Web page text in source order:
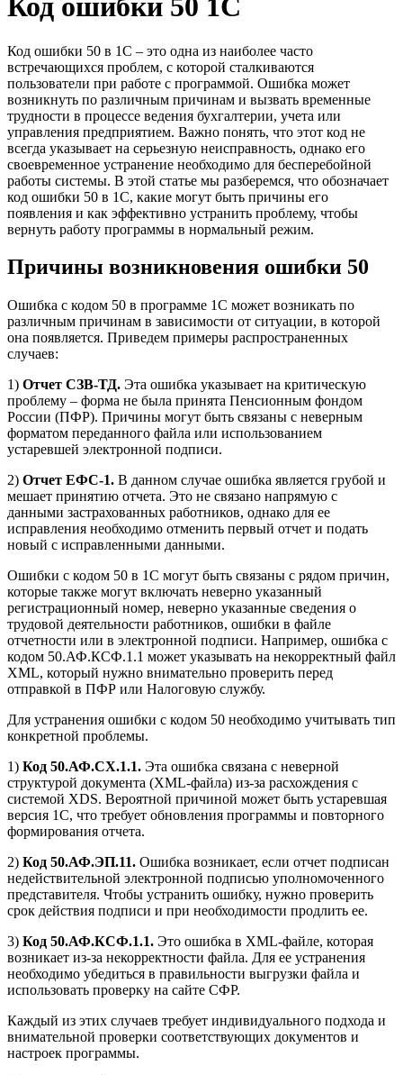
Код ошибки 50 в 1С – это одна из наиболее часто
встречающихся проблем, с которой сталкиваются
пользователи при работе с программой. Ошибка может
возникнуть по различным причинам и вызвать временные
трудности в процессе ведения бухгалтерии, учета или
управления предприятием. Важно понять, что этот код не
всегда указывает на серьезную неисправность, однако его
своевременное устранение необходимо для бесперебойной
работы системы. В этой статье мы разберемся, что обозначает
код ошибки 50 в 1С, какие могут быть причины его
появления и как эффективно устранить проблему, чтобы
вернуть работу программы в нормальный режим.
Причины возникновения ошибки 50
Ошибка с кодом 50 в программе 1С может возникать по
различным причинам в зависимости от ситуации, в которой
она появляется. Приведем примеры распространенных
случаев:
1) Отчет СЗВ-ТД. Эта ошибка указывает на критическую
проблему – форма не была принята Пенсионным фондом
России (ПФР). Причины могут быть связаны с неверным
форматом переданного файла или использованием
устаревшей электронной подписи.
2) Отчет ЕФС-1. В данном случае ошибка является грубой и
мешает принятию отчета. Это не связано напрямую с
данными застрахованных работников, однако для ее
исправления необходимо отменить первый отчет и подать
новый с исправленными данными.
Ошибки с кодом 50 в 1С могут быть связаны с рядом причин,
которые также могут включать неверно указанный
регистрационный номер, неверно указанные сведения о
трудовой деятельности работников, ошибки в файле
отчетности или в электронной подписи. Например, ошибка с
кодом 50.АФ.КСФ.1.1 может указывать на некорректный файл
XML, который нужно внимательно проверить перед
отправкой в ПФР или Налоговую службу.
Для устранения ошибки с кодом 50 необходимо учитывать тип
конкретной проблемы.
1) Код 50.АФ.СХ.1.1. Эта ошибка связана с неверной
структурой документа (XML-файла) из-за расхождения с
системой XDS. Вероятной причиной может быть устаревшая
версия 1С, что требует обновления программы и повторного
формирования отчета.
2) Код 50.АФ.ЭП.11. Ошибка возникает, если отчет подписан
недействительной электронной подписью уполномоченного
представителя. Чтобы устранить ошибку, нужно проверить
срок действия подписи и при необходимости продлить ее.
3) Код 50.АФ.КСФ.1.1. Это ошибка в XML-файле, которая
возникает из-за некорректности файла. Для ее устранения
необходимо убедиться в правильности выгрузки файла и
использовать проверку на сайте СФР.
Каждый из этих случаев требует индивидуального подхода и
внимательной проверки соответствующих документов и
настроек программы.